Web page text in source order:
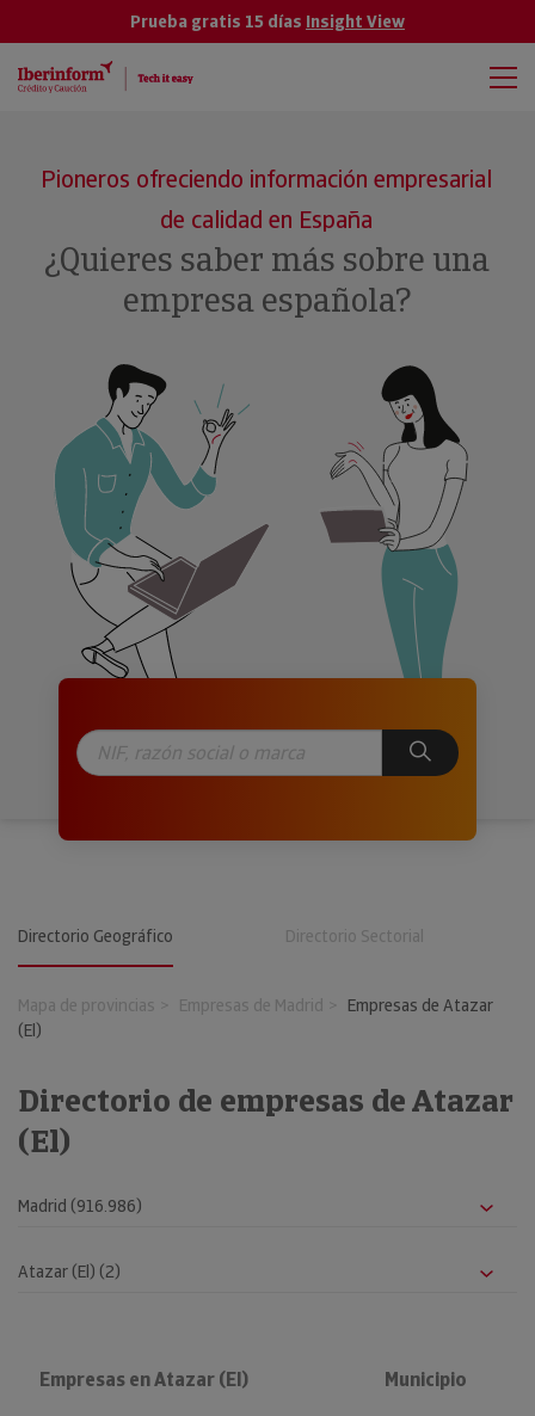
Prueba gratis 15 días Insight View
Pioneros ofreciendo información empresarial
de calidad en España
¿Quieres saber más sobre una
empresa española?
Directorio Geográfico Directorio Sectorial
Mapa de provincias Empresas de Madrid
Empresas de Atazar
(El)
Directorio de empresas de Atazar
(El)
Empresas en Atazar (El) Municipio